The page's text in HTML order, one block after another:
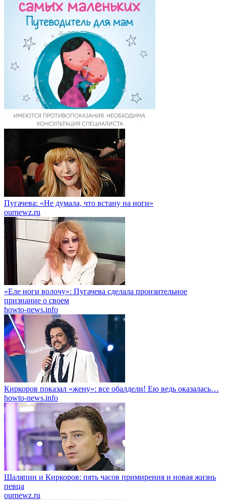
Пугачева: «Не думала, что встану на ноги»
ournewz.ru
«Еле ноги волочу»: Пугачева сделала пронзительное
признание о своем
howto-news.info
Киркоров показал «жену»: все обалдели! Ею ведь оказалась…
howto-news.info
Шаляпин и Киркоров: пять часов примирения и новая жизнь
певца
ournewz.ru